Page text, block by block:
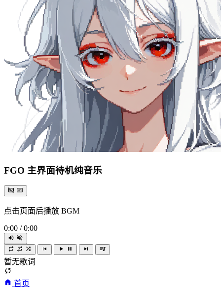
FGO 主界面待机纯音乐
点击页面后播放 BGM
0:00 / 0:00
暂无歌词
首页